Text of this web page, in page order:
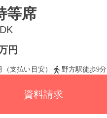
等席
円
（支払い目安） 野方駅徒歩9分
資料請求